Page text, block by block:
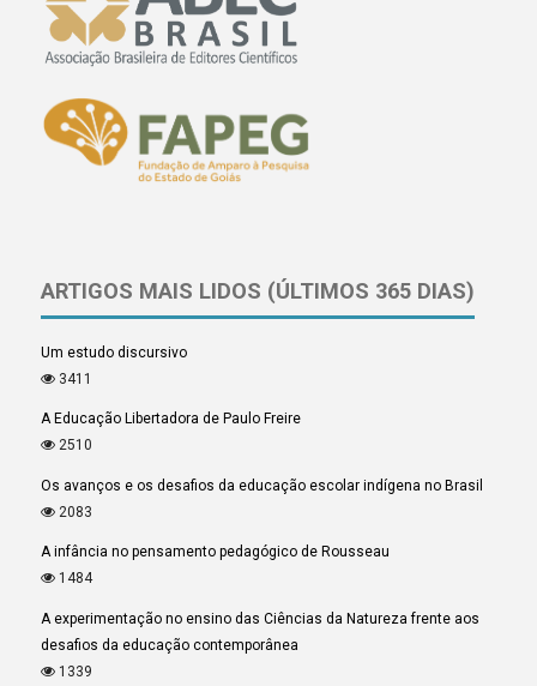
ARTIGOS MAIS LIDOS (ÚLTIMOS 365 DIAS)
Um estudo discursivo
3411
A Educação Libertadora de Paulo Freire
2510
Os avanços e os desafios da educação escolar indígena no Brasil
2083
A infância no pensamento pedagógico de Rousseau
1484
A experimentação no ensino das Ciências da Natureza frente aos
desafios da educação contemporânea
1339